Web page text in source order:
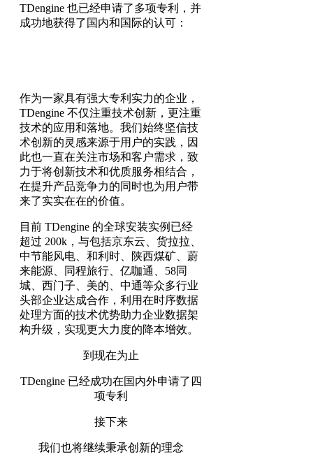
TDengine 也已经申请了多项专利，并
成功地获得了国内和国际的认可：
作为一家具有强大专利实力的企业，
TDengine 不仅注重技术创新，更注重
技术的应用和落地。我们始终坚信技
术创新的灵感来源于用户的实践，因
此也一直在关注市场和客户需求，致
力于将创新技术和优质服务相结合，
在提升产品竞争力的同时也为用户带
来了实实在在的价值。
目前 TDengine 的全球安装实例已经
超过 200k，与包括京东云、货拉拉、
中节能风电、和利时、陕西煤矿、蔚
来能源、同程旅行、亿咖通、58同
城、西门子、美的、中通等众多行业
头部企业达成合作，利用在时序数据
处理方面的技术优势助力企业数据架
构升级，实现更大力度的降本增效。
到现在为止
TDengine 已经成功在国内外申请了四
项专利
接下来
我们也将继续秉承创新的理念